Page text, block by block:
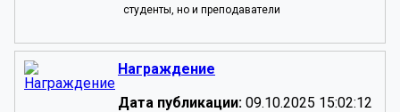
студенты, но и преподаватели
Награждение
Дата публикации: 09.10.2025 15:02:12